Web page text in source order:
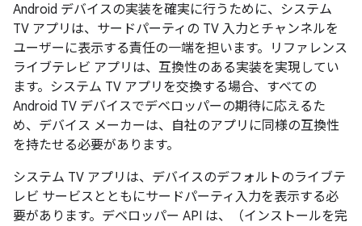
Android デバイスの実装を確実に行うために、システム
TV アプリは、サードパーティの TV 入力とチャンネルを
ユーザーに表示する責任の一端を担います。リファレンス
ライブテレビ アプリは、互換性のある実装を実現してい
ます。システム TV アプリを交換する場合、すべての
Android TV デバイスでデベロッパーの期待に応えるた
め、デバイス メーカーは、自社のアプリに同様の互換性
を持たせる必要があります。
システム TV アプリは、デバイスのデフォルトのライブテ
レビ サービスとともにサードパーティ入力を表示する必
要があります。デベロッパー API は、（インストールを完